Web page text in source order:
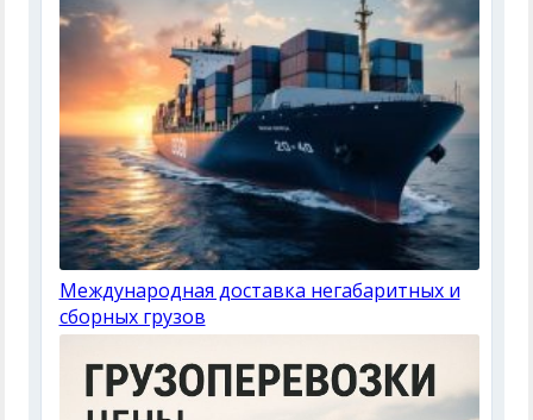
Международная доставка негабаритных и
сборных грузов